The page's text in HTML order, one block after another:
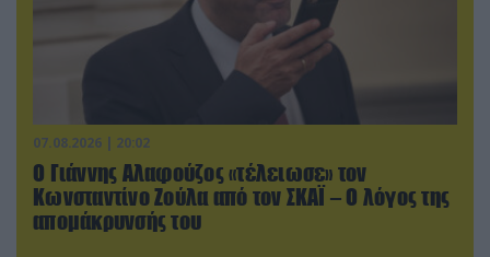
07.08.2026 | 20:02
Ο Γιάννης Αλαφούζος «τέλειωσε» τον
Κωνσταντίνο Ζούλα από τον ΣΚΑΪ – Ο λόγος της
απομάκρυνσής του